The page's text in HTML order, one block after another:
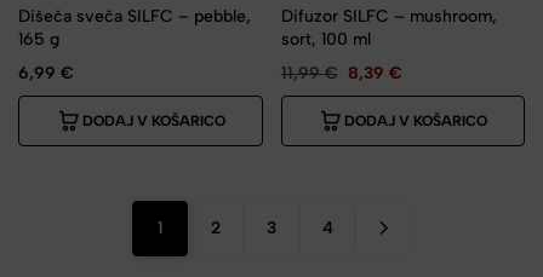
Dišeča sveča SILFC – pebble,
165 g
6,99 €
DODAJ V KOŠARICO
Difuzor SILFC – mushroom,
sort, 100 ml
11,99€ 8,39 €
DODAJ V KOŠARICO
1 2 3 4